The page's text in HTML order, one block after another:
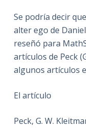
Se podría decir
alter ego de
reseñó para
artículos de Peck
algunos artículos
El artículo
Peck, G. W.